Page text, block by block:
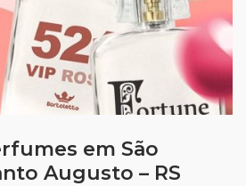
em São
Augusto – RS